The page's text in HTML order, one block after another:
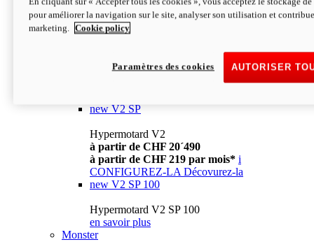
à partir de CHF 13´990 i
CONFIGUREZ-LA Décovurez-la
newV2
à partir de CHF 15´990
à partir de CHF 169 par mois* i
new V2 SP
Hypermotard V2
à partir de CHF 20´490
à partir de CHF 219 par mois* i
CONFIGUREZ-LA Décovurez-la
new V2 SP 100
Hypermotard V2 SP 100
en savoir plus
Monster
pour améliorer la navigation sur le site, analyser son utilisation et
marketing.
Cookie policy
AUTORISER
Paramètres des cookies